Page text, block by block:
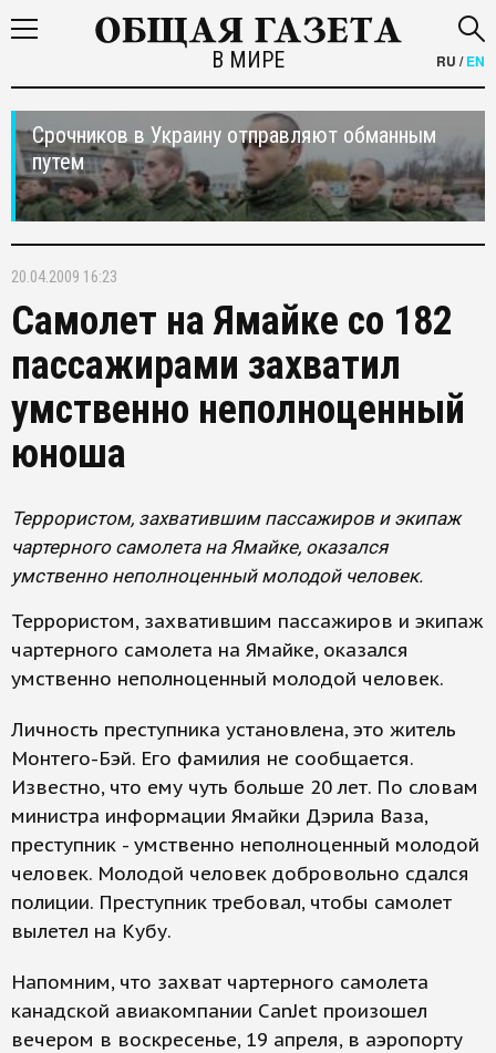
В МИРЕ RU /EN
Срочников в Украину отправляют обманным
путем
20.04.2009 16:23
Самолет на Ямайке со 182
пассажирами захватил
умственно неполноценный
юноша
Террористом, захватившим пассажиров и экипаж
чартерного самолета на Ямайке, оказался
умственно неполноценный молодой человек.
Террористом, захватившим пассажиров и экипаж
чартерного самолета на Ямайке, оказался
умственно неполноценный молодой человек.
Личность преступника установлена, это житель
Монтего-Бэй. Его фамилия не сообщается.
Известно, что ему чуть больше 20 лет. По словам
министра информации Ямайки Дэрила Ваза,
преступник - умственно неполноценный молодой
человек. Молодой человек добровольно сдался
полиции. Преступник требовал, чтобы самолет
вылетел на Кубу.
Напомним, что захват чартерного самолета
канадской авиакомпании CanJet произошел
вечером в воскресенье, 19 апреля, в аэропорту